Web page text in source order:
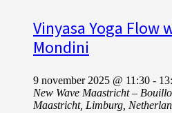
Vinyasa Yoga Flow
Mondini
9 november 2025 @ 11:30 -
New Wave Maastricht –
Maastricht, Limburg,